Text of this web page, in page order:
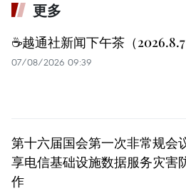
更多
☕️越通社新闻下午茶（2026.8.7
07/08/2026 09:39
第十六届国会第一次非常规会
享电信基础设施数据服务灾害
作